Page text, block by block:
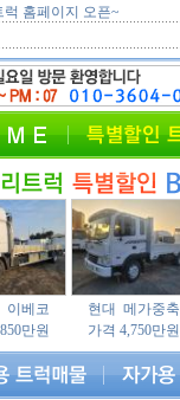
럭 홈페이지 오픈~
이베코
만원
현대 메가중축
가격 4,750만원